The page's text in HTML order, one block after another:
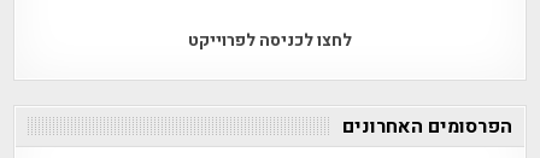
לחצו לכניסה לפרוייקט
הפרסומים האחרונים